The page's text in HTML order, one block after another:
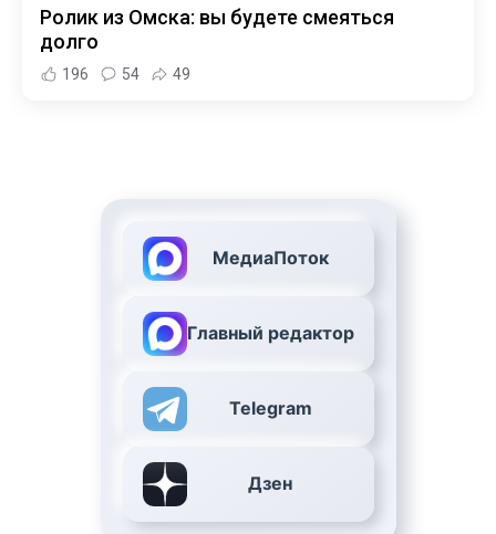
Ролик из Омска: вы будете смеяться
долго
196 54 49
МедиаПоток
Главный редактор
Telegram
Дзен